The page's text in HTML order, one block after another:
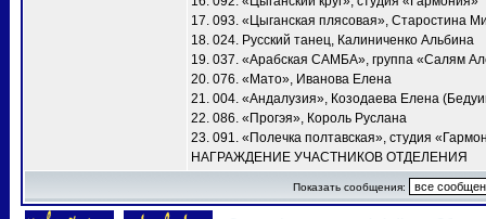
17. 093. «Цыганская плясовая», Старостина
18. 024. Русский танец, Калиниченко Альбина
19. 037. «Арабская САМБА», группа «Салям
20. 076. «Мато», Иванова Елена
21. 004. «Андалузия», Козодаева Елена
22. 086. «Прогэя», Король Руслана
23. 091. «Полечка полтавская», студия
НАГРАЖДЕНИЕ УЧАСТНИКОВ ОТДЕЛЕНИЯ
Показать сообщения: